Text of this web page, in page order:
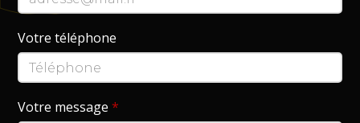
Votre téléphone
Votre message*